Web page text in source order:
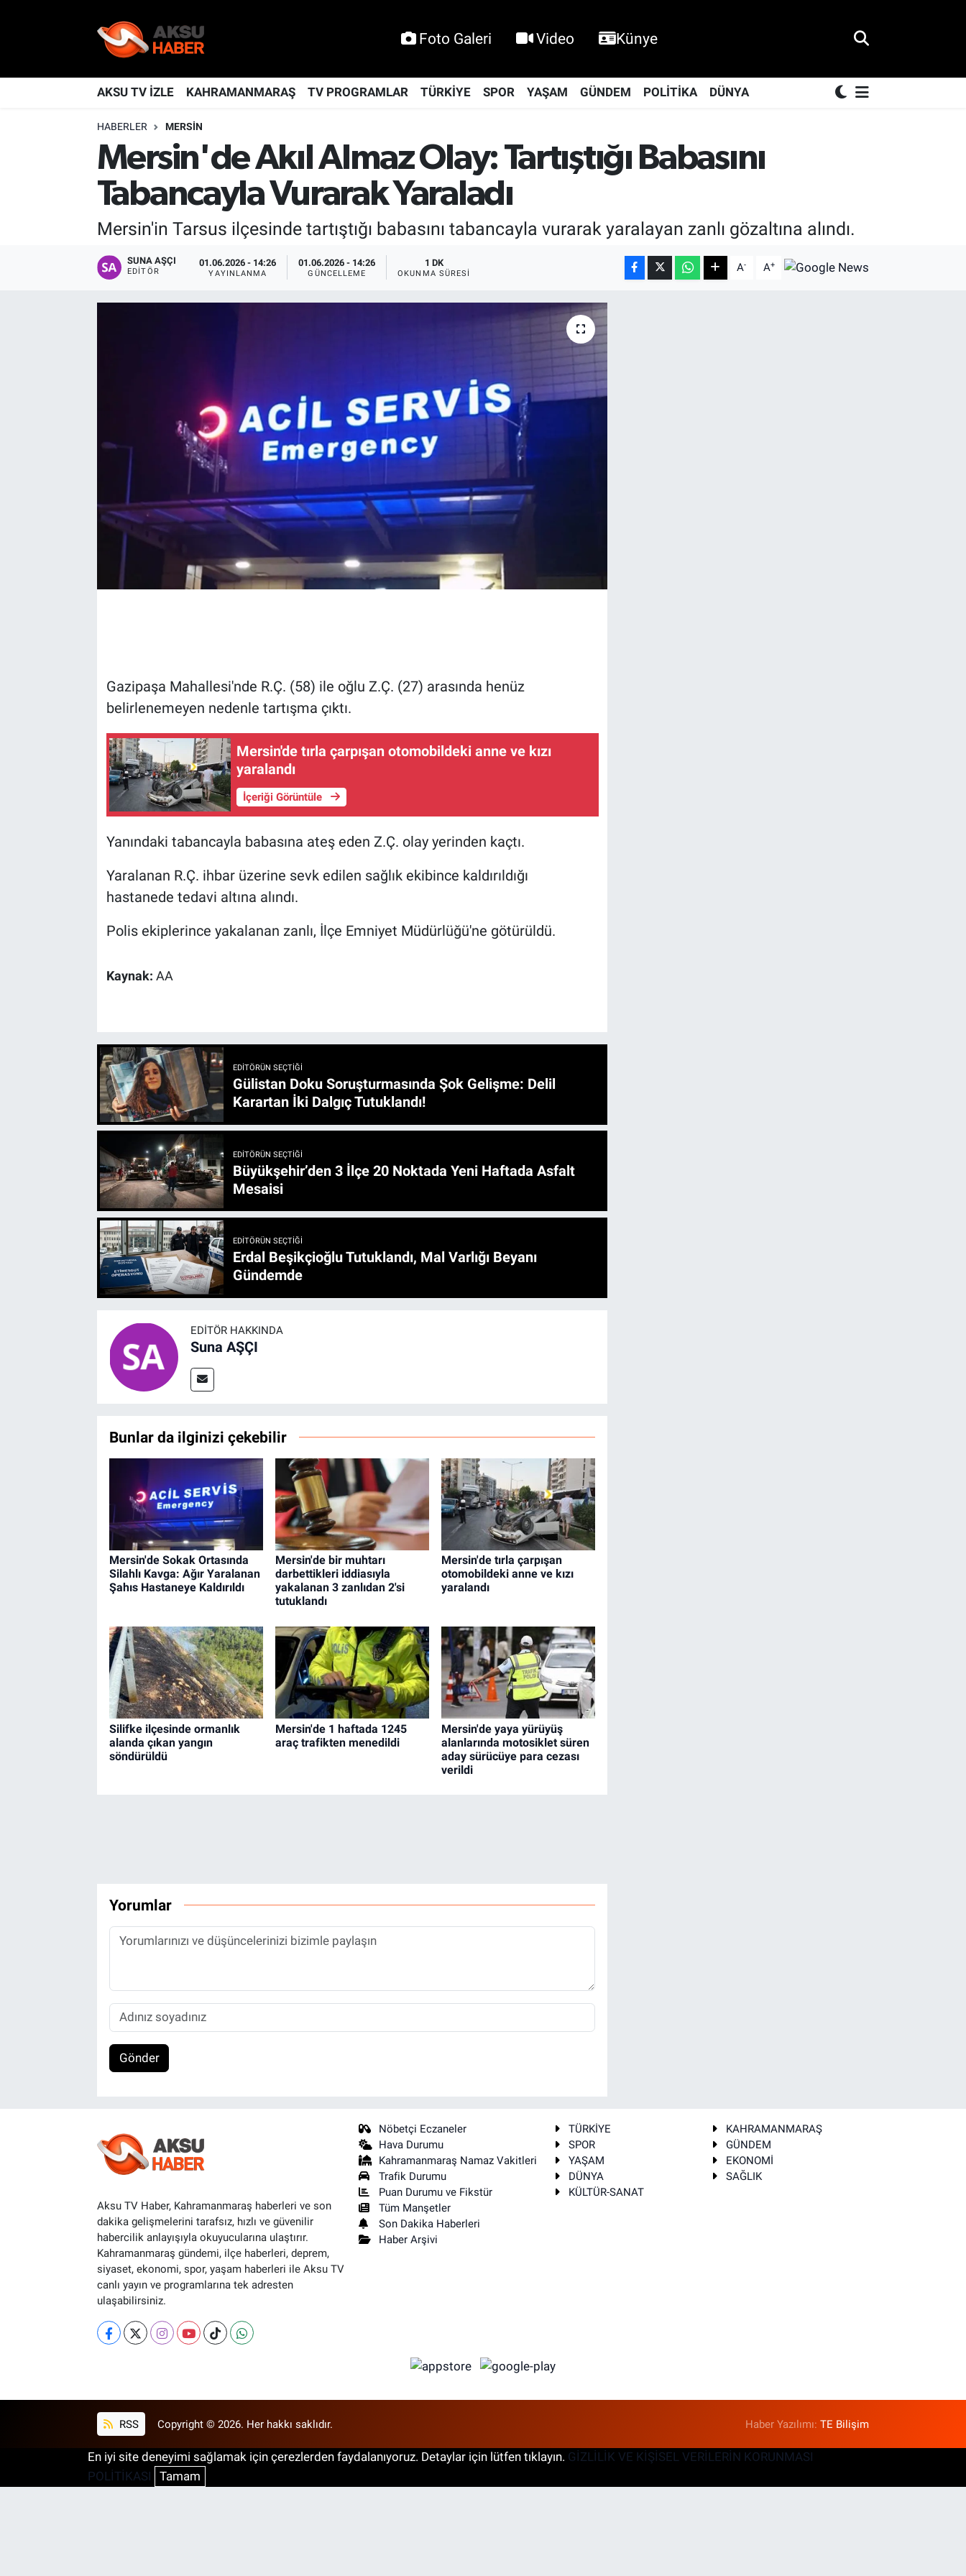
Foto Galeri Video Künye
AKSU TV İZLE KAHRAMANMARAŞ TV PROGRAMLAR TÜRKİYE SPOR YAŞAM GÜNDEM POLİTİKA DÜNYA
HABERLER MERSIN
Mersin'de Akıl Almaz Olay: Tartıştığı Babasını
Tabancayla Vurarak Yaraladı
Mersin'in Tarsus ilçesinde tartıştığı babasını tabancayla vurarak yaralayan zanlı gözaltına alındı.
SUNA AŞÇI
EDITÖR
01.06.2026 - 14:26
YAYINLANMA
01.06.2026 - 14:26
GÜNCELLEME
1 DK
OKUNMA SÜRESI A- A+
Gazipaşa Mahallesi'nde R.Ç. (58) ile oğlu Z.Ç. (27) arasında henüz
belirlenemeyen nedenle tartışma çıktı.
Mersin'de tırla çarpışan otomobildeki anne ve kızı
yaralandı
İçeriği Görüntüle
Yanındaki tabancayla babasına ateş eden Z.Ç. olay yerinden kaçtı.
Yaralanan R.Ç. ihbar üzerine sevk edilen sağlık ekibince kaldırıldığı
hastanede tedavi altına alındı.
Polis ekiplerince yakalanan zanlı, İlçe Emniyet Müdürlüğü'ne götürüldü.
Kaynak: AA
EDITÖRÜN SEÇTIĞI
Gülistan Doku Soruşturmasında Şok Gelişme: Delil
Karartan İki Dalgıç Tutuklandı!
EDITÖRÜN SEÇTIĞI
Büyükşehir’den 3 İlçe 20 Noktada Yeni Haftada Asfalt
Mesaisi
EDITÖRÜN SEÇTIĞI
Erdal Beşikçioğlu Tutuklandı, Mal Varlığı Beyanı
Gündemde
EDITÖR HAKKINDA
Suna AŞÇI
Bunlar da ilginizi çekebilir
Mersin'de Sokak Ortasında
Silahlı Kavga: Ağır Yaralanan
Şahıs Hastaneye Kaldırıldı
Mersin'de bir muhtarı
darbettikleri iddiasıyla
yakalanan 3 zanlıdan 2'si
tutuklandı
Mersin'de tırla çarpışan
otomobildeki anne ve kızı
yaralandı
Silifke ilçesinde ormanlık
alanda çıkan yangın
söndürüldü
Mersin'de 1 haftada 1245
araç trafikten menedildi
Mersin'de yaya yürüyüş
alanlarında motosiklet süren
aday sürücüye para cezası
verildi
Yorumlar
Gönder
Aksu TV Haber, Kahramanmaraş haberleri ve son
dakika gelişmelerini tarafsız, hızlı ve güvenilir
habercilik anlayışıyla okuyucularına ulaştırır.
Kahramanmaraş gündemi, ilçe haberleri, deprem,
siyaset, ekonomi, spor, yaşam haberleri ile Aksu TV
canlı yayın ve programlarına tek adresten
ulaşabilirsiniz.
Nöbetçi Eczaneler
Hava Durumu
Kahramanmaraş Namaz Vakitleri
Trafik Durumu
Puan Durumu ve Fikstür
Tüm Manşetler
Son Dakika Haberleri
Haber Arşivi
TÜRKİYE
KAHRAMANMARAŞ
SPOR
GÜNDEM
YAŞAM
EKONOMİ
DÜNYA
SAĞLIK
KÜLTÜR-SANAT
RSS Copyright © 2026. Her hakkı saklıdır. Haber Yazılımı:TE Bilişim
En iyi site deneyimi sağlamak için çerezlerden faydalanıyoruz. Detaylar için lütfen tıklayın. GİZLİLİK VE KİŞİSEL VERİLERİN KORUNMASI
POLİTİKASI
Tamam
KAHRAMANMARAŞ
Nöbetçi Eczaneler
Hava Durumu
Kahramanmaraş Namaz Vakitleri
Trafik Durumu
TFF 2.Lig Kırmızı Grup Puan Durumu ve Fikstür
Tüm Manşetler
Son Dakika Haberleri